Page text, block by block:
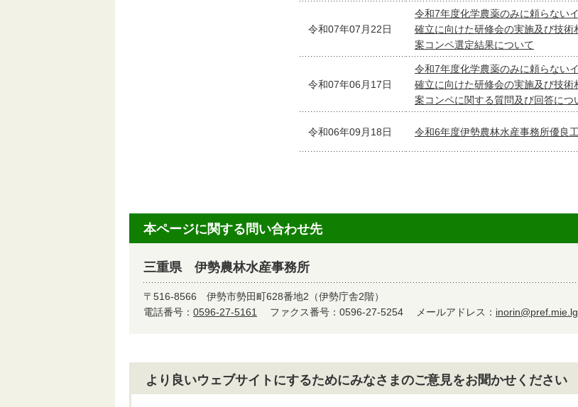
令和07年07月22日
令和7年度化学農薬のみに頼らない
確立に向けた研修会の実施及び技
案コンペ選定結果について
令和07年06月17日
令和7年度化学農薬のみに頼らない
確立に向けた研修会の実施及び技
案コンペに関する質問及び回答につ
令和06年09月18日 令和6年度伊勢農林水産事務所優良
本ページに関する問い合わせ先
三重県 伊勢農林水産事務所
〒516-8566 伊勢市勢田町628番地2（伊勢庁舎2階）
電話番号： 0596-27-5161 ファクス番号：0596-27-5254 メールアドレス：
より良いウェブサイトにするためにみなさまのご意見をお聞かせください